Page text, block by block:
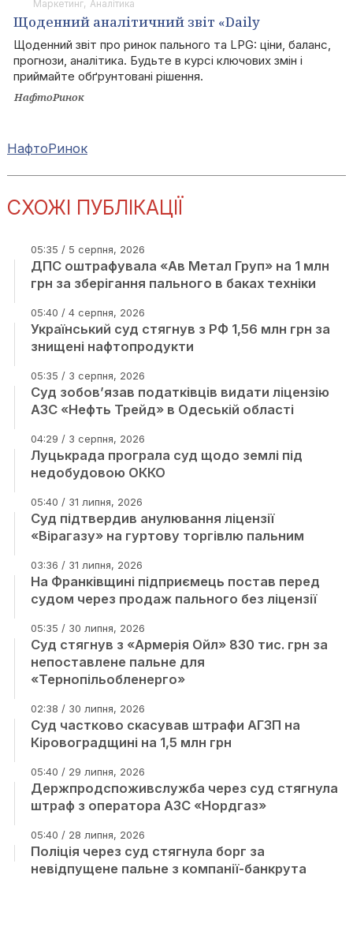
Маркетинг Аналітика
Щоденний аналітичний звіт «Daily
Fuels&LPG»
Щоденний звіт про ринок пального та LPG: ціни, баланс,
прогнози, аналітика. Будьте в курсі ключових змін і
приймайте обґрунтовані рішення.
НафтоРинок
НафтоРинок
СХОЖІ ПУБЛІКАЦІЇ
05:35 / 5 серпня, 2026
ДПС оштрафувала «Ав Метал Груп» на 1 млн
грн за зберігання пального в баках техніки
05:40 / 4 серпня, 2026
Український суд стягнув з РФ 1,56 млн грн за
знищені нафтопродукти
05:35 / 3 серпня, 2026
Суд зобов’язав податківців видати ліцензію
АЗС «Нефть Трейд» в Одеській області
04:29 / 3 серпня, 2026
Луцькрада програла суд щодо землі під
недобудовою ОККО
05:40 / 31 липня, 2026
Суд підтвердив анулювання ліцензії
«Вірагазу» на гуртову торгівлю пальним
03:36 / 31 липня, 2026
На Франківщині підприємець постав перед
судом через продаж пального без ліцензії
05:35 / 30 липня, 2026
Суд стягнув з «Армерія Ойл» 830 тис. грн за
непоставлене пальне для
«Тернопільобленерго»
02:38 / 30 липня, 2026
Суд частково скасував штрафи АГЗП на
Кіровоградщині на 1,5 млн грн
05:40 / 29 липня, 2026
Держпродспоживслужба через суд стягнула
штраф з оператора АЗС «Нордгаз»
05:40 / 28 липня, 2026
Поліція через суд стягнула борг за
невідпущене пальне з компанії-банкрута